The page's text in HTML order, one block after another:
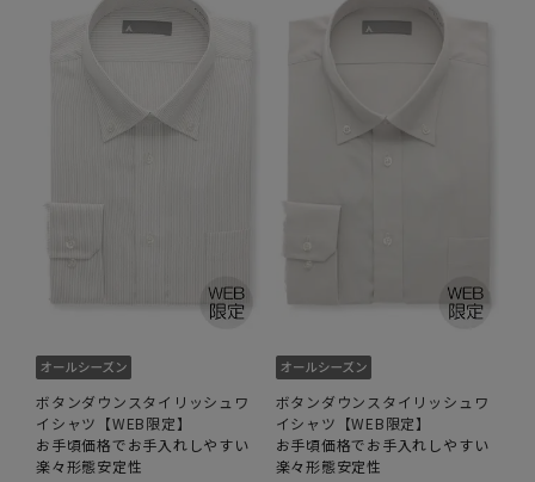
ボタンダウンスタイリッシュワ
イシャツ【WEB限定】
お手頃価格でお手入れしやすい
楽々形態安定性
ボタンダウンスタイリッシュワ
イシャツ【WEB限定】
お手頃価格でお手入れしやすい
楽々形態安定性